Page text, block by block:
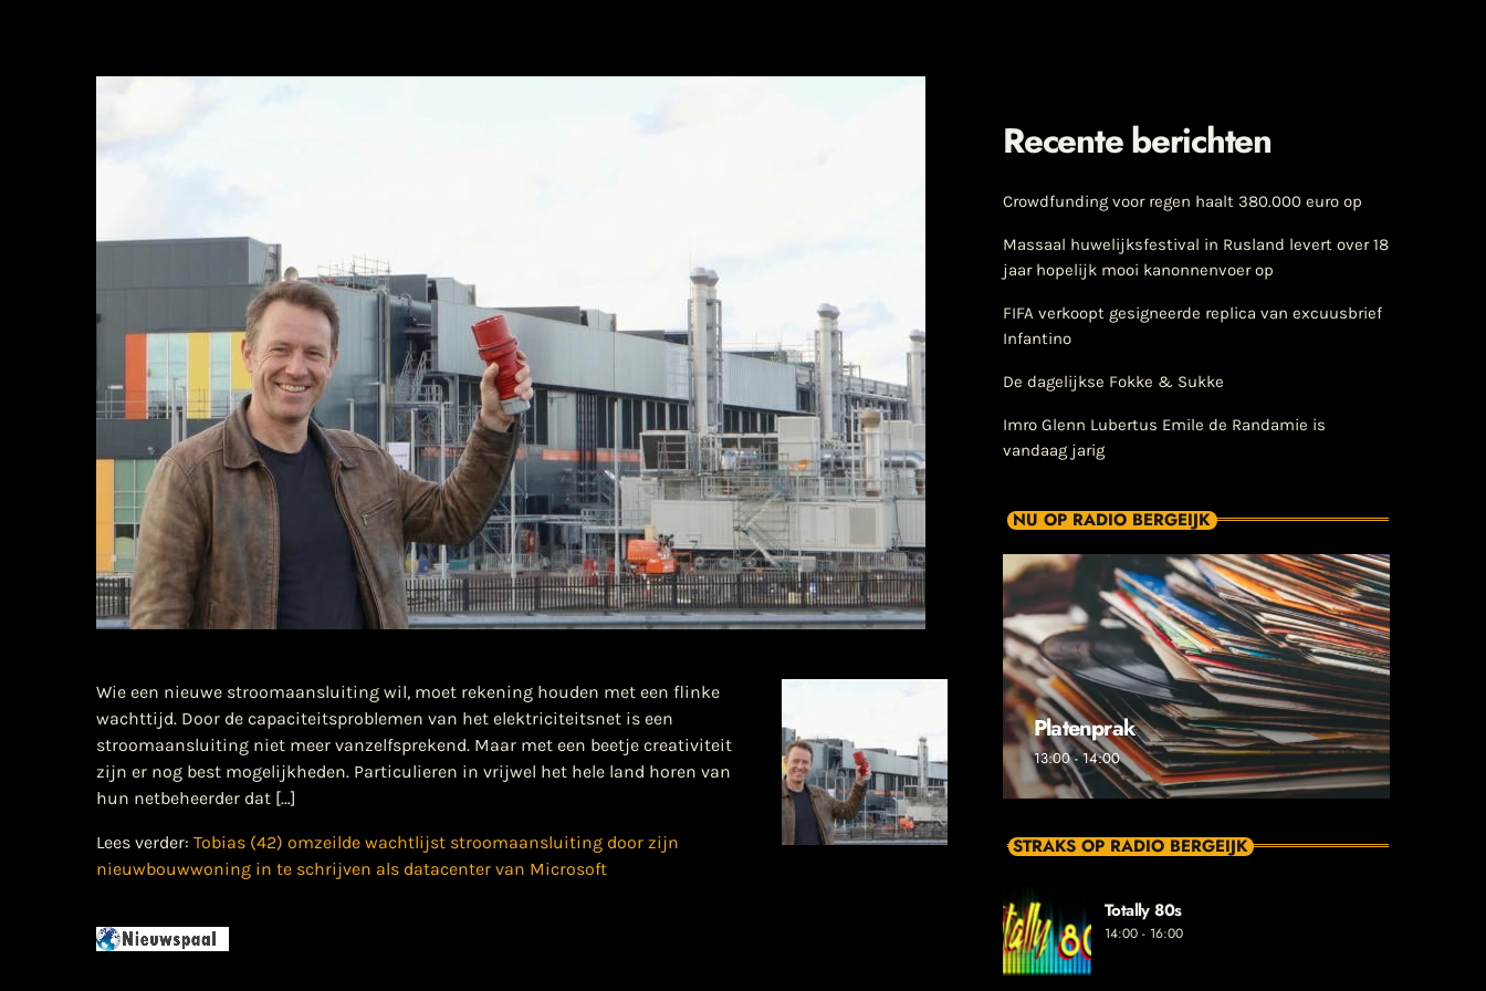
Wie een nieuwe stroomaansluiting wil, moet rekening houden met een flinke
wachttijd. Door de capaciteitsproblemen van het elektriciteitsnet is een
stroomaansluiting niet meer vanzelfsprekend. Maar met een beetje creativiteit
zijn er nog best mogelijkheden. Particulieren in vrijwel het hele land horen van
hun netbeheerder dat […]
Lees verder: Tobias (42) omzeilde wachtlijst stroomaansluiting door zijn
nieuwbouwwoning in te schrijven als datacenter van Microsoft
Recente berichten
Crowdfunding voor regen haalt 380.000 euro op
Massaal huwelijksfestival in Rusland levert over 18
jaar hopelijk mooi kanonnenvoer op
FIFA verkoopt gesigneerde replica van excuusbrief
Infantino
De dagelijkse Fokke & Sukke
Imro Glenn Lubertus Emile de Randamie is
vandaag jarig
NU OP RADIO BERGEIJK
Platenprak
13:00 - 14:00
STRAKS OP RADIO BERGEIJK
Totally 80s
14:00 - 16:00